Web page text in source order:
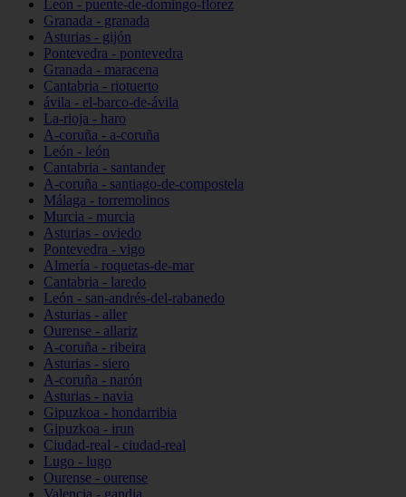
León - puente-de-domingo-flórez
Granada - granada
Asturias - gijón
Pontevedra - pontevedra
Granada - maracena
Cantabria - riotuerto
ávila - el-barco-de-ávila
La-rioja - haro
A-coruña - a-coruña
León - león
Cantabria - santander
A-coruña - santiago-de-compostela
Málaga - torremolinos
Murcia - murcia
Asturias - oviedo
Pontevedra - vigo
Almería - roquetas-de-mar
Cantabria - laredo
León - san-andrés-del-rabanedo
Asturias - aller
Ourense - allariz
A-coruña - ribeira
Asturias - siero
A-coruña - narón
Asturias - navia
Gipuzkoa - hondarribia
Gipuzkoa - irun
Ciudad-real - ciudad-real
Lugo - lugo
Ourense - ourense
Valencia - gandia